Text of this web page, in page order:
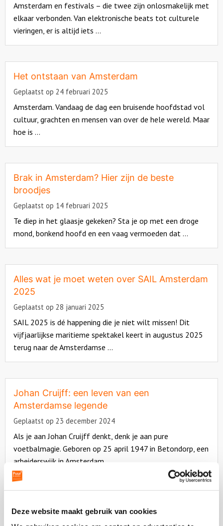
Deze website maakt gebruik van cookies
Amsterdam en festivals – die twee zijn onlosmakelijk met
elkaar verbonden. Van elektronische beats tot culturele
vieringen, er is altijd iets ...
more
about
Het ontstaan van Amsterdam
Geplaatst op 24 februari 2025
Amsterdam. Vandaag de dag een bruisende hoofdstad vol
cultuur, grachten en mensen van over de hele wereld. Maar
hoe is ...
more
about
Brak in Amsterdam? Hier zijn de beste
broodjes
Geplaatst op 14 februari 2025
Te diep in het glaasje gekeken? Sta je op met een droge
mond, bonkend hoofd en een vaag vermoeden dat ...
more
about
Alles wat je moet weten over SAIL Amsterdam
2025
Geplaatst op 28 januari 2025
SAIL 2025 is dé happening die je niet wilt missen! Dit
vijfjaarlijkse maritieme spektakel keert in augustus 2025
terug naar de Amsterdamse ...
more
about
Johan Cruijff: een leven van een
Amsterdamse legende
Geplaatst op 23 december 2024
Als je aan Johan Cruijff denkt, denk je aan pure
voetbalmagie. Geboren op 25 april 1947 in Betondorp, een
arbeiderswijk in Amsterdam, ...
Read
more
Dit is waarom jij een Bob Ross Workshop in